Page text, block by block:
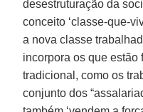
desestruturação da
conceito ‘classe-que-
a nova classe
incorpora os que estão
tradicional, como os
conjunto dos